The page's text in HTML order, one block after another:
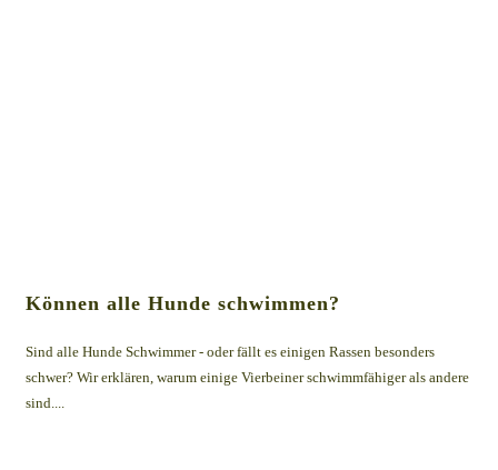
Können alle Hunde schwimmen?
Sind alle Hunde Schwimmer - oder fällt es einigen Rassen besonders
schwer? Wir erklären, warum einige Vierbeiner schwimmfähiger als andere
sind....